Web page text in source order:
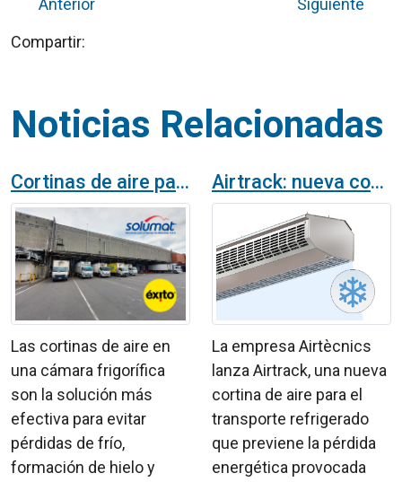
Compartir:
Noticias Relacionadas
Cortinas de aire para cámaras frigoríficas en Colombia
Las cortinas de aire en
una cámara frigorífica
son la solución más
efectiva para evitar
pérdidas de frío,
formación de hielo y
Airtrack: nueva cortina de aire de Airtècnics para vehículos frigoríficos
La empresa Airtècnics
lanza Airtrack, una nueva
cortina de aire para el
transporte refrigerado
que previene la pérdida
energética provocada